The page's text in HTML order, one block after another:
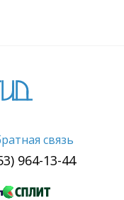
связь
964-13-44